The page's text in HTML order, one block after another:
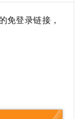
免登录链接，